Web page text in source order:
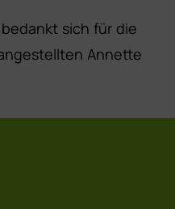
sich für die
Annette